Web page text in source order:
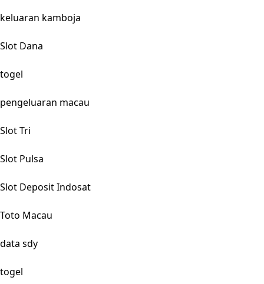
keluaran kamboja
Slot Dana
togel
pengeluaran macau
Slot Tri
Slot Pulsa
Slot Deposit Indosat
Toto Macau
data sdy
togel